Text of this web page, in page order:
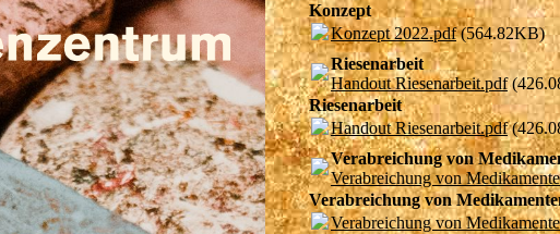
Konzept
Konzept 2022.pdf(564.82KB)
Riesenarbeit
Handout Riesenarbeit.pdf
Riesenarbeit
Handout Riesenarbeit.pdf
Verabreichung von
Verabreichung von
Verabreichung von
Verabreichung von